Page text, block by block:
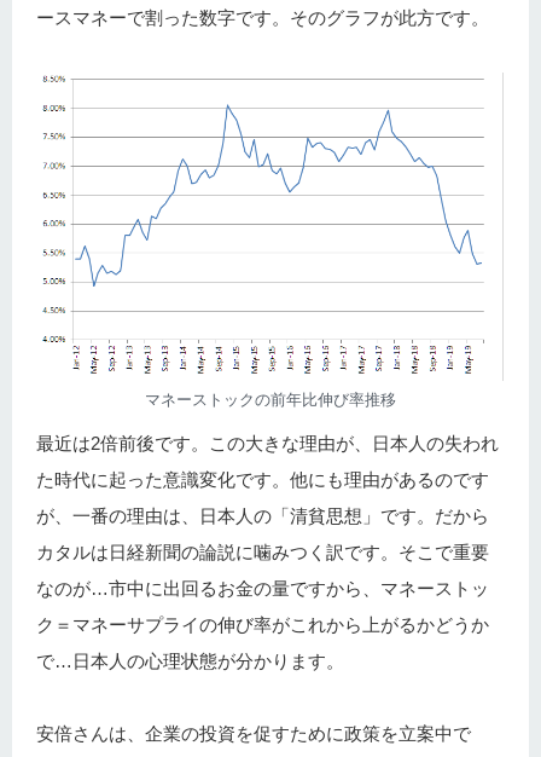
ースマネーで割った数字です。そのグラフが此方です。
マネーストックの前年比伸び率推移
最近は2倍前後です。この大きな理由が、日本人の失われ
た時代に起った意識変化です。他にも理由があるのです
が、一番の理由は、日本人の「清貧思想」です。だから
カタルは日経新聞の論説に噛みつく訳です。そこで重要
なのが…市中に出回るお金の量ですから、マネーストッ
ク＝マネーサプライの伸び率がこれから上がるかどうか
で…日本人の心理状態が分かります。
安倍さんは、企業の投資を促すために政策を立案中で